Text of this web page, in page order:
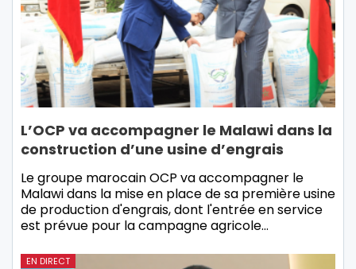
L’OCP va accompagner le Malawi dans la
construction d’une usine d’engrais
Le groupe marocain OCP va accompagner le
Malawi dans la mise en place de sa première usine
de production d'engrais, dont l'entrée en service
est prévue pour la campagne agricole…
EN DIRECT